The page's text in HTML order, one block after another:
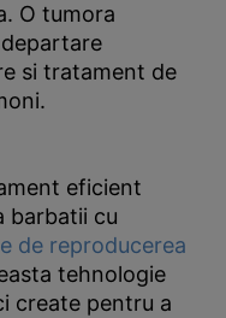
O tumora
si tratament de
eficient
barbatii cu
de reproducerea
tehnologie
create pentru a